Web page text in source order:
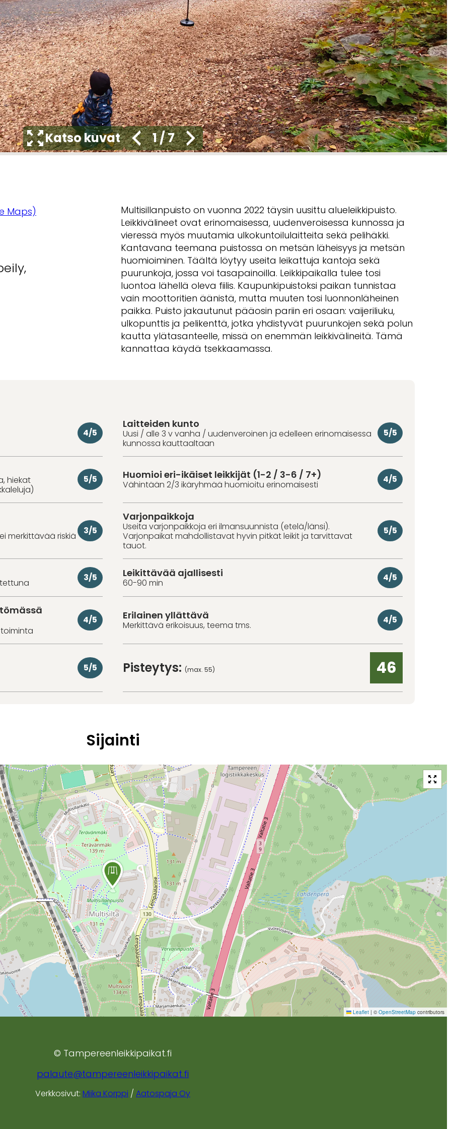
Katso kuvat 1/7
Maps)
Multisillanpuisto on vuonna 2022 täysin uusittu alueleikkipuisto.
Leikkivälineet ovat erinomaisessa, uudenveroisessa kunnossa ja
vieressä myös muutamia ulkokuntoilulaitteita sekä pelihäkki.
Kantavana teemana puistossa on metsän läheisyys ja metsän
huomioiminen. Täältä löytyy useita leikattuja kantoja sekä
puurunkoja, jossa voi tasapainoilla. Leikkipaikalla tulee tosi
luontoa lähellä oleva fiilis. Kaupunkipuistoksi paikan tunnistaa
vain moottoritien äänistä, mutta muuten tosi luonnonläheinen
paikka. Puisto jakautunut pääosin pariin eri osaan: vaijeriliuku,
ulkopunttis ja pelikenttä, jotka yhdistyvät puurunkojen sekä polun
kautta ylätasanteelle, missä on enemmän leikkivälineitä. Tämä
kannattaa käydä tsekkaamassa.
4/5
Laitteiden kunto
Uusi / alle 3 v vanha / uudenveroinen ja edelleen erinomaisessa
kunnossa kauttaaltaan
5/5
hiekat
5/5 Huomioi eri-ikäiset leikkijät (1-2 / 3-6 / 7+)
Vähintään 2/3 ikäryhmää huomioitu erinomaisesti 4/5
merkittävää riskiä 3/5
Varjonpaikkoja
Useita varjonpaikkoja eri ilmansuunnista (etelä/länsi).
Varjonpaikat mahdollistavat hyvin pitkät leikit ja tarvittavat
tauot.
5/5
3/5 Leikittävää ajallisesti
60-90 min 4/5
4/5 Erilainen yllättävä
Merkittävä erikoisuus, teema tms. 4/5
5/5 Pisteytys: (max. 55) 46
Sijainti
Leaflet | ©OpenStreetMap contributors
© Tampereenleikkipaikat.fi
palaute@tampereenleikkipaikat.fi
Verkkosivut: Miika Korppi / Aatospaja Oy